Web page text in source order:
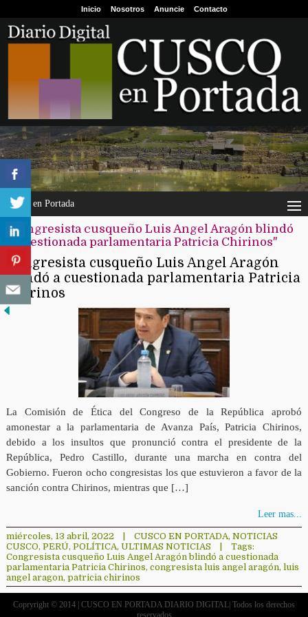
Inicio Nosotros Anuncie Contacto
Cusco en Portada
"Congresista cusqueño Luis Angel Aragón blindó
a cuestionada parlamentaria Patricia Chirinos"
Congresista cusqueño Luis Angel Aragón
blindó a cuestionada parlamentaria Patricia
Chirinos
La Comisión de Ética del Congreso de la República aprobó
amonestar a la parlamentaria de Avanza País, Patricia Chirinos,
debido a los insultos que pronunció contra el presidente de la
República, Pedro Castillo, durante una marcha en contra del
Gobierno. Fueron ocho congresistas los que estuvieron a favor de la
sanción contra Chirinos, mientras que […]
Leer mas...
miércoles, 13 abril, 2022 CUSCO EN PORTADA, NOTICIAS
CUSCO, PERÚ, POLÍTICA, ULTIMAS NOTICIAS
Tags:
Congresista cusqueño Luis Angel Aragón blindó a cuestionada
parlamentaria Patricia Chirinos, congresista luis angel aragón, luis
angel aragon, patricia chirinos
Copryright © 2014 | CUSCO EN PORTADA DIARIO DIGITAL| Todos los derechos